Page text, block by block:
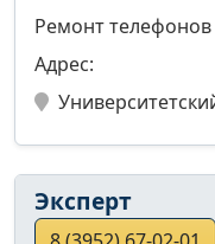
Ремонт
Адрес:
Эксперт